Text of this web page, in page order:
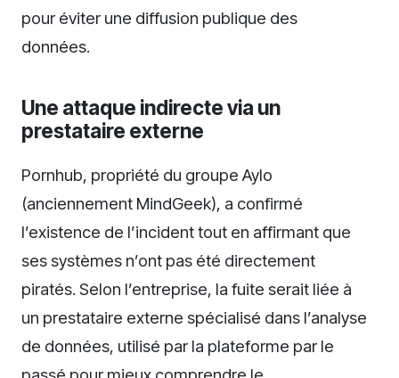
pour éviter une diffusion publique des
données.
Une attaque indirecte via un
prestataire externe
Pornhub, propriété du groupe Aylo
(anciennement MindGeek), a confirmé
l’existence de l’incident tout en affirmant que
ses systèmes n’ont pas été directement
piratés. Selon l’entreprise, la fuite serait liée à
un prestataire externe spécialisé dans l’analyse
de données, utilisé par la plateforme par le